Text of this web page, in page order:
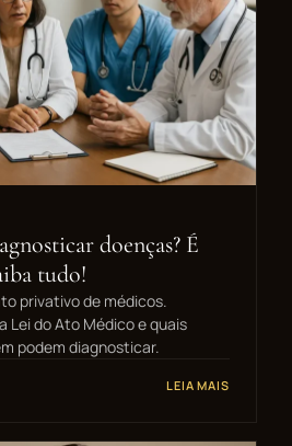
doenças? É
tudo!
privativo de médicos.
Lei do Ato Médico e quais
podem diagnosticar.
LEIA MAIS